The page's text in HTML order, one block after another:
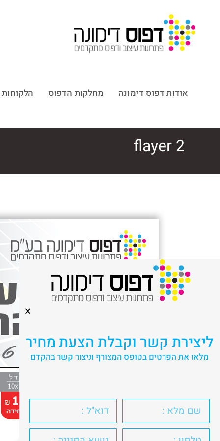
אודות דפוס דימונה מחלקות הדפוס
flayer 2
ליצירת קשר וקבלת הצעת מחיר
מלאו את הפרטים בטופס המצורף וניצור קשר בהקדם